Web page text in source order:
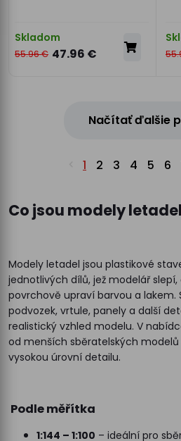
Skladom
55.96 € 47.96 €
Načítať ďalšie
1 2 3 4 5 6
Co jsou modely letadel
Modely letadel jsou plastikové
jednotlivých dílů, jež modelář
povrchově upraví barvou a lakem.
podvozek, vrtule, panely a další
realistický vzhled modelu. V
od menších sběratelských
vysokou úrovní detailu.
Podle měřítka
1:144 – 1:100 – ideální pro